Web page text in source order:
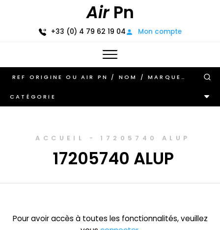
AirPn
+33 (0) 4 79 62 19 04 Mon compte
CATÉGORIE
ACCUEIL - 17205740 ALUP
17205740 ALUP
Pour avoir accès à toutes les fonctionnalités, veuillez